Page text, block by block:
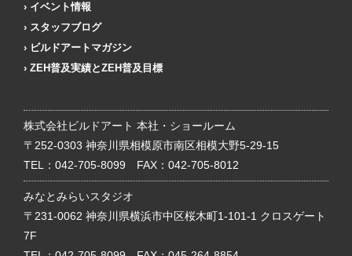
イベント情報
スタッフブログ
ビルドアートマガジン
ZEH普及実績とZEH普及目標
株式会社ビルドアート 本社・ショールーム
〒252-0303 神奈川県相模原市南区相模大野5-29-15
TEL： 042-705-8099 FAX：042-705-8012
みなとみらいスタジオ
〒231-0062 神奈川県横浜市中区桜木町1-101-1 クロスゲート
7F